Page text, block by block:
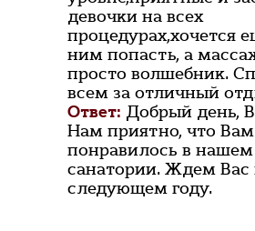
девочки на всех
процедурах,хочется
ним попасть, а
просто волшебник.
всем за отличный
Ответ: Добрый день,
Нам приятно, что Вам
понравилось в нашем
санатории. Ждем Вас
следующем году.